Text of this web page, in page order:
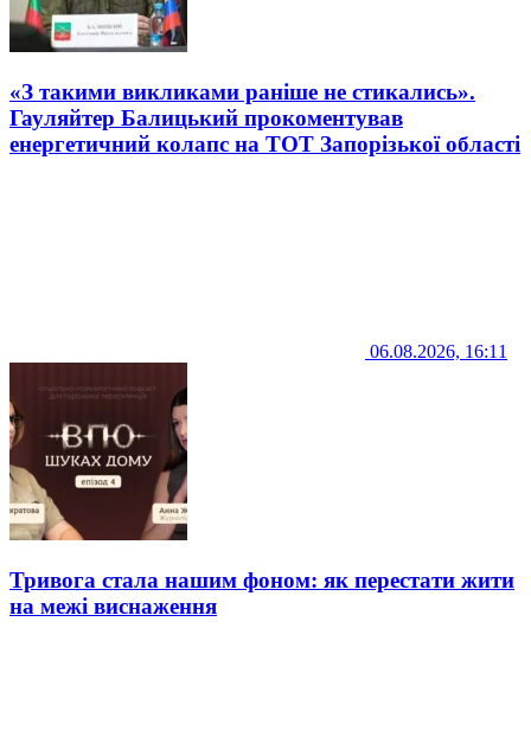
«З такими викликами раніше не стикались».
Гауляйтер Балицький прокоментував
енергетичний колапс на ТОТ Запорізької області
06.08.2026, 16:11
Тривога стала нашим фоном: як перестати жити
на межі виснаження